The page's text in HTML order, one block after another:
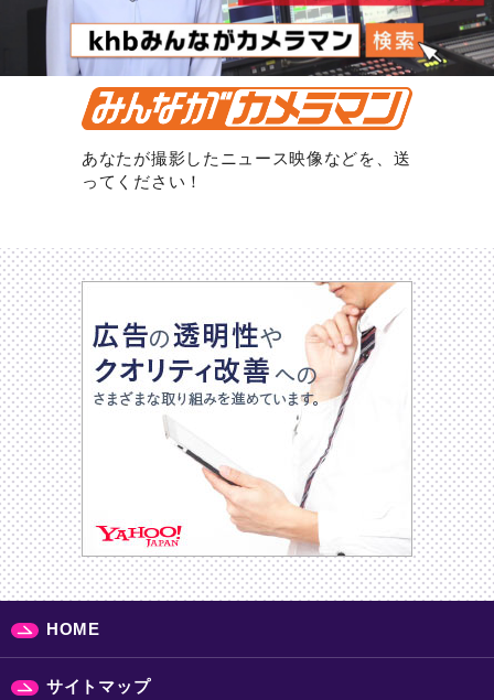
あなたが撮影したニュース映像などを、送
ってください！
HOME
サイトマップ